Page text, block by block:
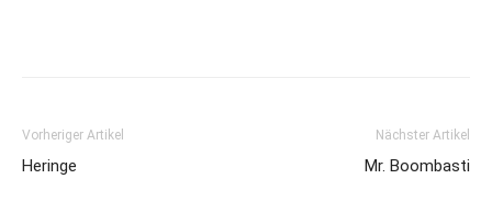
Vorheriger Artikel
Heringe
Nächster Artikel
Mr. Boombasti